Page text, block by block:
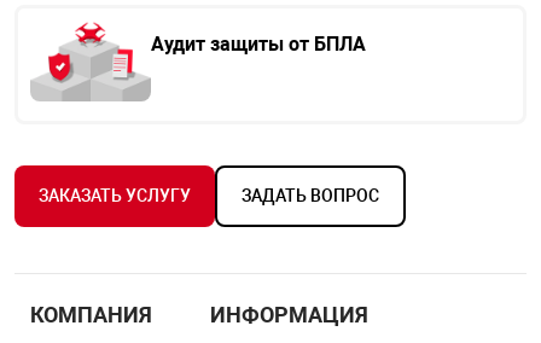
Аудит защиты от БПЛА
ЗАКАЗАТЬ УСЛУГУ ЗАДАТЬ ВОПРОС
КОМПАНИЯ ИНФОРМАЦИЯ